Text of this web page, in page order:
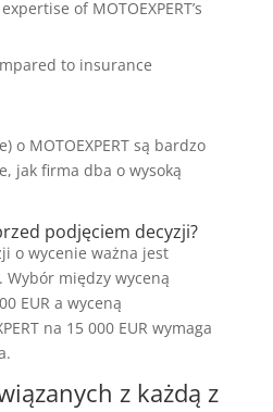
of MOTOEXPERT’s
to insurance
o MOTOEXPERT są bardzo
jak firma dba o wysoką
podjęciem decyzji?
o wycenie ważna jest
Wybór między wyceną
EUR a wyceną
na 15 000 EUR wymaga
z każdą z